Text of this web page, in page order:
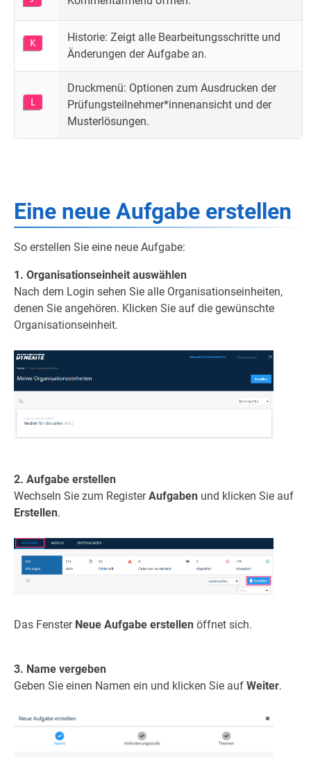
Historie: Zeigt alle Bearbeitungsschritte und
Änderungen der Aufgabe an.
Druckmenü: Optionen zum Ausdrucken der
Prüfungsteilnehmer*innenansicht und der
Musterlösungen.
Eine neue Aufgabe erstellen
So erstellen Sie eine neue Aufgabe:
1. Organisationseinheit auswählen
Nach dem Login sehen Sie alle Organisationseinheiten,
denen Sie angehören. Klicken Sie auf die gewünschte
Organisationseinheit.
2. Aufgabe erstellen
Wechseln Sie zum RegisterAufgaben und klicken Sie auf
Erstellen.
Das Fenster Neue Aufgabe erstellen öffnet sich.
3. Name vergeben
Geben Sie einen Namen ein und klicken Sie auf Weiter.